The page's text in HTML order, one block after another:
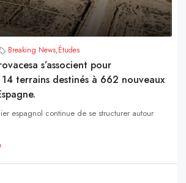
Breaking News,Études
s’associent pour
terrains destinés à 662 nouveaux
espagnol continue de se structurer autour